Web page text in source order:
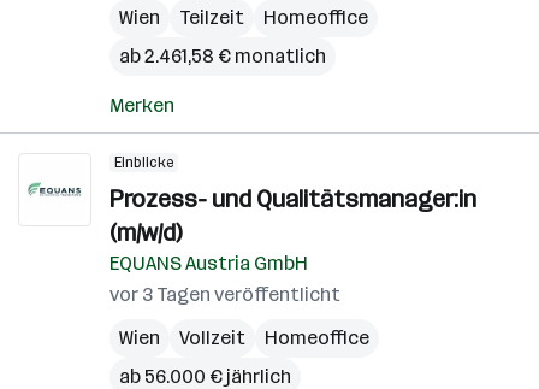
Wien
Teilzeit
Homeoffice
ab 2.461,58 € monatlich
Merken
Einblicke
Prozess- und Qualitätsmanager:in
(m/w/d)
EQUANS Austria GmbH
vor 3 Tagen veröffentlicht
Wien
Vollzeit
Homeoffice
ab 56.000 € jährlich